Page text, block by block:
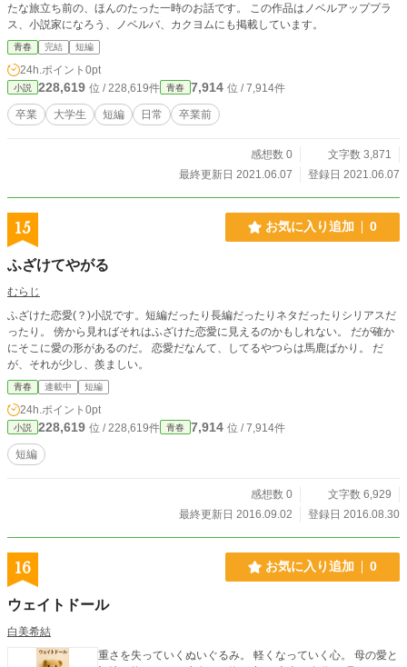
たな旅立ち前の、ほんのたった一時のお話です。 この作品はノベルアッププラ
ス、小説家になろう、ノベルバ、カクヨムにも掲載しています。
青春 完結 短編
24h.ポイント 0pt
小説 228,619 位 / 228,619件 青春 7,914 位 / 7,914件
卒業 大学生 短編 日常 卒業前
感想数 0
文字数 3,871
最終更新日 2021.06.07
登録日 2021.06.07
15 お気に入り追加 0
ふざけてやがる
むらじ
ふざけた恋愛(？)小説です。短編だったり長編だったりネタだったりシリアスだ
ったり。 傍から見ればそれはふざけた恋愛に見えるのかもしれない。 だが確か
にそこに愛の形があるのだ。 恋愛だなんて、してるやつらは馬鹿ばかり。 だ
が、それが少し、羨ましい。
青春 連載中 短編
24h.ポイント 0pt
小説 228,619 位 / 228,619件 青春 7,914 位 / 7,914件
短編
感想数 0
文字数 6,929
最終更新日 2016.09.02
登録日 2016.08.30
16 お気に入り追加 0
ウェイトドール
白美希結
重さを失っていくぬいぐるみ。 軽くなっていく心。 母の愛と